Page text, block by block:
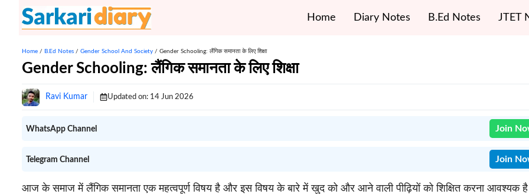
Home Diary Notes B.Ed Notes JTET
Home / B.Ed Notes / Gender School And Society / Gender Schooling: लैंगिक समानता के लिए शिक्षा
Gender Schooling: लैंगिक समानता के लिए शिक्षा
Ravi Kumar Updated on: 14 Jun 2026
WhatsApp Channel Join
Telegram Channel Join
आज के समाज में लैंगिक समानता एक महत्वपूर्ण विषय है और इस विषय के बारे में खुद को और आने वाली पीढ़ियों को शिक्षित करना आवश्यक